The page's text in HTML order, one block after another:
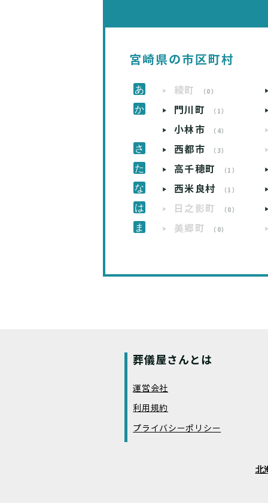
宮崎県の市区町村
綾町 （0）
門川町 （1）
小林市 （4）
西都市 （3）
高千穂町 （1）
西米良村 （1）
日之影町 （0）
美郷町 （0）
葬儀屋さんとは
運営会社
利用規約
プライバシーポリシー
北